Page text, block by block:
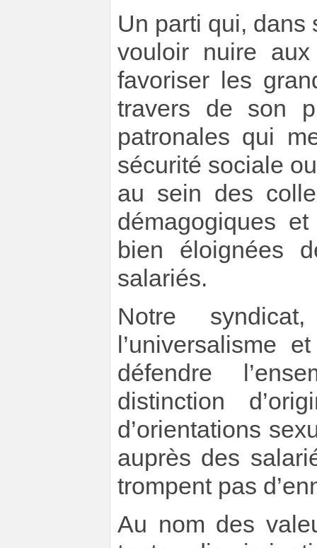
Un parti qui, dans
vouloir nuire
favoriser les
travers de son
patronales qui
sécurité sociale
au sein des
démagogiques
bien éloignées
salariés.
Notre
l’universalisme
défendre
distinction
d’orientations
auprès des
trompent pas
Au nom des